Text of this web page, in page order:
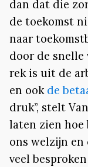
dan dat die
de toekomst
naar
door de
rek is uit de
en ook de
druk”, stelt
laten zien hoe
ons welzijn en
veel